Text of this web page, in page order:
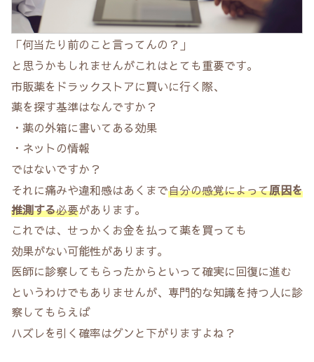
「何当たり前のこと言ってんの？」
と思うかもしれませんがこれはとても重要です。
市販薬をドラックストアに買いに行く際、
薬を探す基準はなんですか？
・薬の外箱に書いてある効果
・ネットの情報
ではないですか？
それに痛みや違和感はあくまで自分の感覚によって原因を
推測する必要があります。
これでは、せっかくお金を払って薬を買っても
効果がない可能性があります。
医師に診察してもらったからといって確実に回復に進む
というわけでもありませんが、専門的な知識を持つ人に診
察してもらえば
ハズレを引く確率はグンと下がりますよね？